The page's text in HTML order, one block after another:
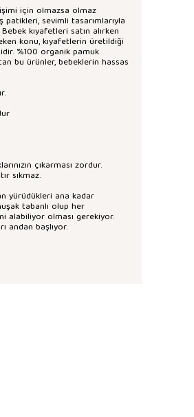
için olmazsa olmaz
sevimli tasarımlarıyla
kıyafetleri satın alırken
konu, kıyafetlerin üretildiği
%100 organik pamuk
bu ürünler, bebeklerin hassas
çıkarması zordur.
sıkmaz.
yürüdükleri ana kadar
tabanlı olup her
alabiliyor olması gerekiyor.
andan başlıyor.